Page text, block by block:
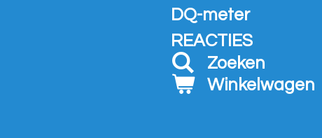
DQ-meter
REACTIES
Zoeken
Winkelwagen